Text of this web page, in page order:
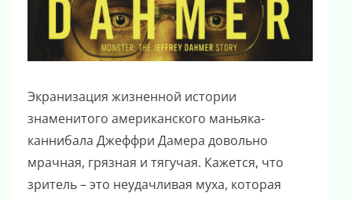
Экранизация жизненной истории
знаменитого американского маньяка-
каннибала Джеффри Дамера довольно
мрачная, грязная и тягучая. Кажется, что
зритель – это неудачливая муха, которая